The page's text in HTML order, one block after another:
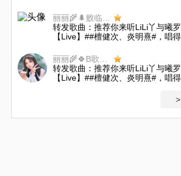
转发歌曲：推荐你来听LiLi丫与曦
【Live】##檀健次、炎明熹#，唱得
转发歌曲：推荐你来听LiLi丫与曦
【Live】##檀健次、炎明熹#，唱得
>